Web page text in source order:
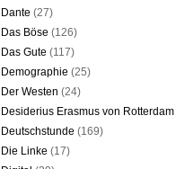
Dante (27)
Das Böse (126)
Das Gute (117)
Demographie (25)
Der Westen (24)
Desiderius Erasmus von Rotterdam
Deutschstunde (169)
Die Linke (17)